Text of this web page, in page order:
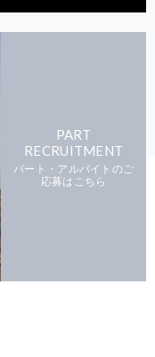
PART
RECRUITMENT
パート・アルバイトのご
応募はこちら